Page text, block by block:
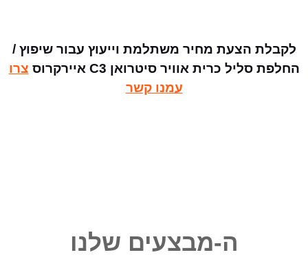
לקבלת הצעת מחיר משתלמת וייעוץ עבור שיפוץ /
החלפת סליל כרית אוויר סיטרואן C3 איירקרוס
צרו
עמנו קשר
ה-מבצעים שלנו